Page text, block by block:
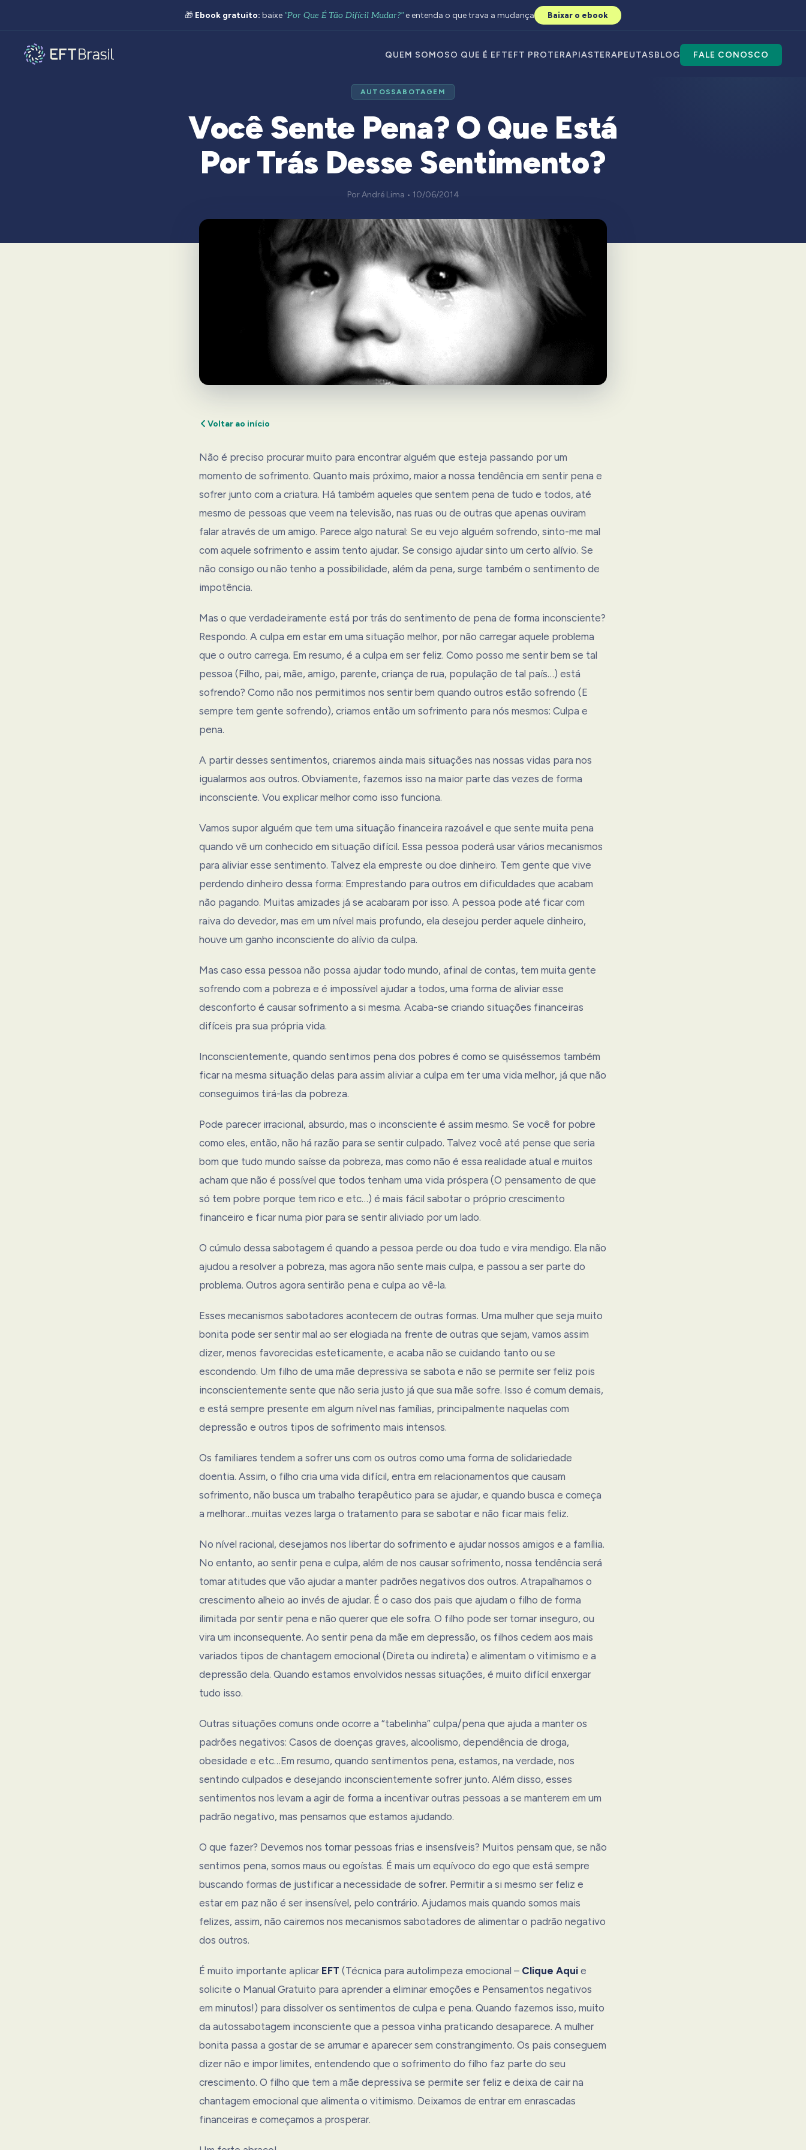
QUEM SOMOSO QUE É EFTEFT PROTERAPIASTERAPEUTASBLOG FALE CONOSCO
🎁 Ebook gratuito: baixe "Por Que É Tão Difícil Mudar?"e entenda o que trava a mudança Baixar o ebook
AUTOSSABOTAGEM
Você Sente Pena? O Que Está
Por Trás Desse Sentimento?
Por André Lima • 10/06/2014
Voltar ao início
Não é preciso procurar muito para encontrar alguém que esteja passando por um
momento de sofrimento. Quanto mais próximo, maior a nossa tendência em sentir pena e
sofrer junto com a criatura. Há também aqueles que sentem pena de tudo e todos, até
mesmo de pessoas que veem na televisão, nas ruas ou de outras que apenas ouviram
falar através de um amigo. Parece algo natural: Se eu vejo alguém sofrendo, sinto-me mal
com aquele sofrimento e assim tento ajudar. Se consigo ajudar sinto um certo alívio. Se
não consigo ou não tenho a possibilidade, além da pena, surge também o sentimento de
impotência.
Mas o que verdadeiramente está por trás do sentimento de pena de forma inconsciente?
Respondo. A culpa em estar em uma situação melhor, por não carregar aquele problema
que o outro carrega. Em resumo, é a culpa em ser feliz. Como posso me sentir bem se tal
pessoa (Filho, pai, mãe, amigo, parente, criança de rua, população de tal país…) está
sofrendo? Como não nos permitimos nos sentir bem quando outros estão sofrendo (E
sempre tem gente sofrendo), criamos então um sofrimento para nós mesmos: Culpa e
pena.
A partir desses sentimentos, criaremos ainda mais situações nas nossas vidas para nos
igualarmos aos outros. Obviamente, fazemos isso na maior parte das vezes de forma
inconsciente. Vou explicar melhor como isso funciona.
Vamos supor alguém que tem uma situação financeira razoável e que sente muita pena
quando vê um conhecido em situação difícil. Essa pessoa poderá usar vários mecanismos
para aliviar esse sentimento. Talvez ela empreste ou doe dinheiro. Tem gente que vive
perdendo dinheiro dessa forma: Emprestando para outros em dificuldades que acabam
não pagando. Muitas amizades já se acabaram por isso. A pessoa pode até ficar com
raiva do devedor, mas em um nível mais profundo, ela desejou perder aquele dinheiro,
houve um ganho inconsciente do alívio da culpa.
Mas caso essa pessoa não possa ajudar todo mundo, afinal de contas, tem muita gente
sofrendo com a pobreza e é impossível ajudar a todos, uma forma de aliviar esse
desconforto é causar sofrimento a si mesma. Acaba-se criando situações financeiras
difíceis pra sua própria vida.
Inconscientemente, quando sentimos pena dos pobres é como se quiséssemos também
ficar na mesma situação delas para assim aliviar a culpa em ter uma vida melhor, já que não
conseguimos tirá-las da pobreza.
Pode parecer irracional, absurdo, mas o inconsciente é assim mesmo. Se você for pobre
como eles, então, não há razão para se sentir culpado. Talvez você até pense que seria
bom que tudo mundo saísse da pobreza, mas como não é essa realidade atual e muitos
acham que não é possível que todos tenham uma vida próspera (O pensamento de que
só tem pobre porque tem rico e etc…) é mais fácil sabotar o próprio crescimento
financeiro e ficar numa pior para se sentir aliviado por um lado.
O cúmulo dessa sabotagem é quando a pessoa perde ou doa tudo e vira mendigo. Ela não
ajudou a resolver a pobreza, mas agora não sente mais culpa, e passou a ser parte do
problema. Outros agora sentirão pena e culpa ao vê-la.
Esses mecanismos sabotadores acontecem de outras formas. Uma mulher que seja muito
bonita pode ser sentir mal ao ser elogiada na frente de outras que sejam, vamos assim
dizer, menos favorecidas esteticamente, e acaba não se cuidando tanto ou se
escondendo. Um filho de uma mãe depressiva se sabota e não se permite ser feliz pois
inconscientemente sente que não seria justo já que sua mãe sofre. Isso é comum demais,
e está sempre presente em algum nível nas famílias, principalmente naquelas com
depressão e outros tipos de sofrimento mais intensos.
Os familiares tendem a sofrer uns com os outros como uma forma de solidariedade
doentia. Assim, o filho cria uma vida difícil, entra em relacionamentos que causam
sofrimento, não busca um trabalho terapêutico para se ajudar, e quando busca e começa
a melhorar…muitas vezes larga o tratamento para se sabotar e não ficar mais feliz.
No nível racional, desejamos nos libertar do sofrimento e ajudar nossos amigos e a família.
No entanto, ao sentir pena e culpa, além de nos causar sofrimento, nossa tendência será
tomar atitudes que vão ajudar a manter padrões negativos dos outros. Atrapalhamos o
crescimento alheio ao invés de ajudar. É o caso dos pais que ajudam o filho de forma
ilimitada por sentir pena e não querer que ele sofra. O filho pode ser tornar inseguro, ou
vira um inconsequente. Ao sentir pena da mãe em depressão, os filhos cedem aos mais
variados tipos de chantagem emocional (Direta ou indireta) e alimentam o vitimismo e a
depressão dela. Quando estamos envolvidos nessas situações, é muito difícil enxergar
tudo isso.
Outras situações comuns onde ocorre a “tabelinha” culpa/pena que ajuda a manter os
padrões negativos: Casos de doenças graves, alcoolismo, dependência de droga,
obesidade e etc…Em resumo, quando sentimentos pena, estamos, na verdade, nos
sentindo culpados e desejando inconscientemente sofrer junto. Além disso, esses
sentimentos nos levam a agir de forma a incentivar outras pessoas a se manterem em um
padrão negativo, mas pensamos que estamos ajudando.
O que fazer? Devemos nos tornar pessoas frias e insensíveis? Muitos pensam que, se não
sentimos pena, somos maus ou egoístas. É mais um equívoco do ego que está sempre
buscando formas de justificar a necessidade de sofrer. Permitir a si mesmo ser feliz e
estar em paz não é ser insensível, pelo contrário. Ajudamos mais quando somos mais
felizes, assim, não cairemos nos mecanismos sabotadores de alimentar o padrão negativo
dos outros.
É muito importante aplicar EFT (Técnica para autolimpeza emocional – Clique Aqui e
solicite o Manual Gratuito para aprender a eliminar emoções e Pensamentos negativos
em minutos!) para dissolver os sentimentos de culpa e pena. Quando fazemos isso, muito
da autossabotagem inconsciente que a pessoa vinha praticando desaparece. A mulher
bonita passa a gostar de se arrumar e aparecer sem constrangimento. Os pais conseguem
dizer não e impor limites, entendendo que o sofrimento do filho faz parte do seu
crescimento. O filho que tem a mãe depressiva se permite ser feliz e deixa de cair na
chantagem emocional que alimenta o vitimismo. Deixamos de entrar em enrascadas
financeiras e começamos a prosperar.